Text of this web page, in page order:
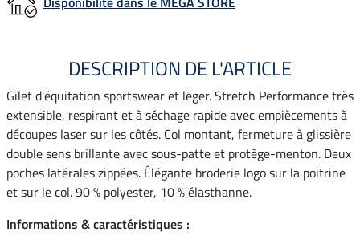
DESCRIPTION DE L'ARTICLE
Gilet d'équitation sportswear et léger. Stretch Performance très
extensible, respirant et à séchage rapide avec empiècements à
découpes laser sur les côtés. Col montant, fermeture à glissière
double sens brillante avec sous-patte et protège-menton. Deux
poches latérales zippées. Élégante broderie logo sur la poitrine
et sur le col. 90 % polyester, 10 % élasthanne.
Informations & caractéristiques :